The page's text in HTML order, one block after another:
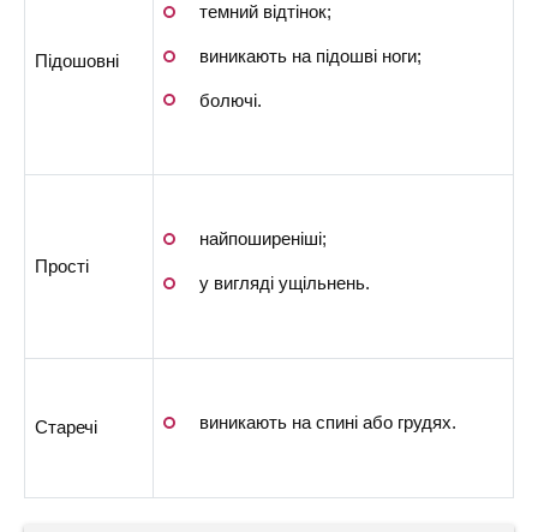
Підошовні
темний відтінок;
виникають на підошві ноги;
болючі.
Прості
найпоширеніші;
у вигляді ущільнень.
Старечі виникають на спині або грудях.